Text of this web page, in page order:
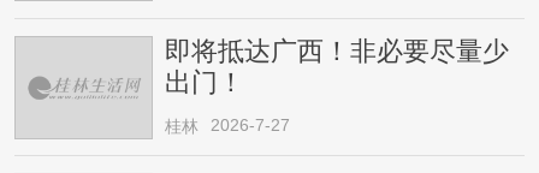
即将抵达广西！非必要尽量少
出门！
桂林 2026-7-27